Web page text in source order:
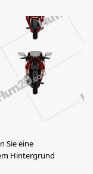
Sie eine
Hintergrund